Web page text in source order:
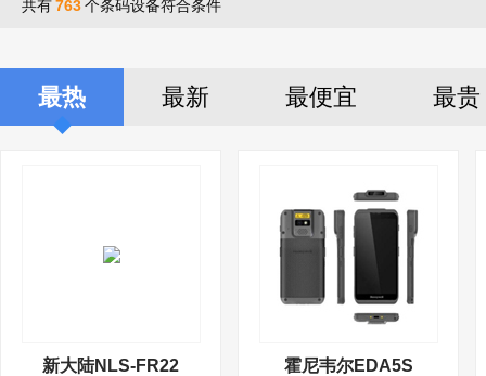
共有763个条码设备符合条件
最热 最新 最便宜 最贵
新大陆NLS-FR22 霍尼韦尔EDA5S